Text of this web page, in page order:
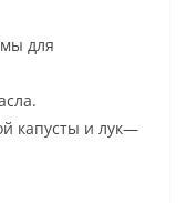
для
.
капусты и лук—